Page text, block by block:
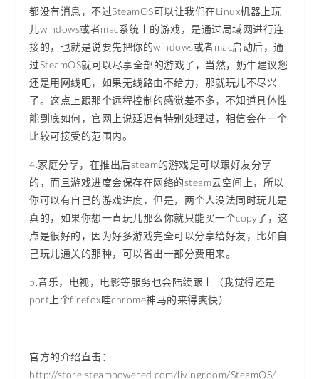
都没有消息，不过SteamOS可以让我们在Linux机器上玩
儿windows或者mac系统上的游戏，是通过局域网进行连
接的，也就是说要先把你的windows或者mac启动后，通
过SteamOS就可以尽享全部的游戏了，当然，奶牛建议您
还是用网线吧，如果无线路由不给力，那就玩儿不尽兴
了。这点上跟那个远程控制的感觉差不多，不知道具体性
能到底如何，官网上说延迟有特别处理过，相信会在一个
比较可接受的范围内。
4.家庭分享，在推出后steam的游戏是可以跟好友分享
的，而且游戏进度会保存在网络的steam云空间上，所以
你可以有自己的游戏进度，但是，两个人没法同时玩儿是
真的，如果你想一直玩儿那么你就只能买一个copy了，这
点是很好的，因为好多游戏完全可以分享给好友，比如自
己玩儿通关的那种，可以省出一部分费用来。
5.音乐，电视，电影等服务也会陆续跟上（我觉得还是
port上个firefox哇chrome神马的来得爽快）
官方的介绍直击：
http://store.steampowered.com/livingroom/SteamOS/